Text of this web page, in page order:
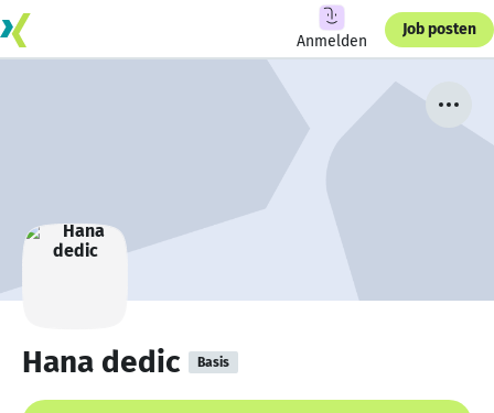
Anmelden
Job posten
Hana dedic Basis